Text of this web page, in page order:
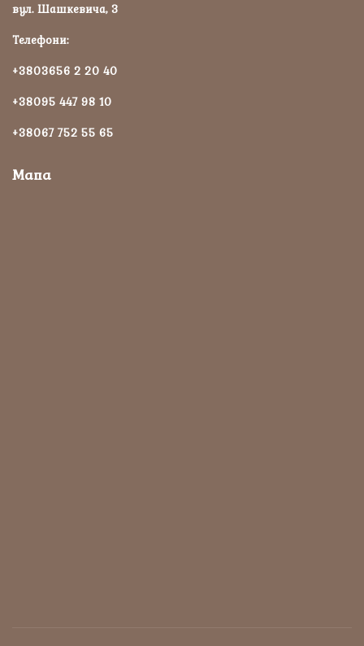
вул. Шашкевича, 3
Телефони:
+3803656 2 20 40
+38095 447 98 10
+38067 752 55 65
Мапа